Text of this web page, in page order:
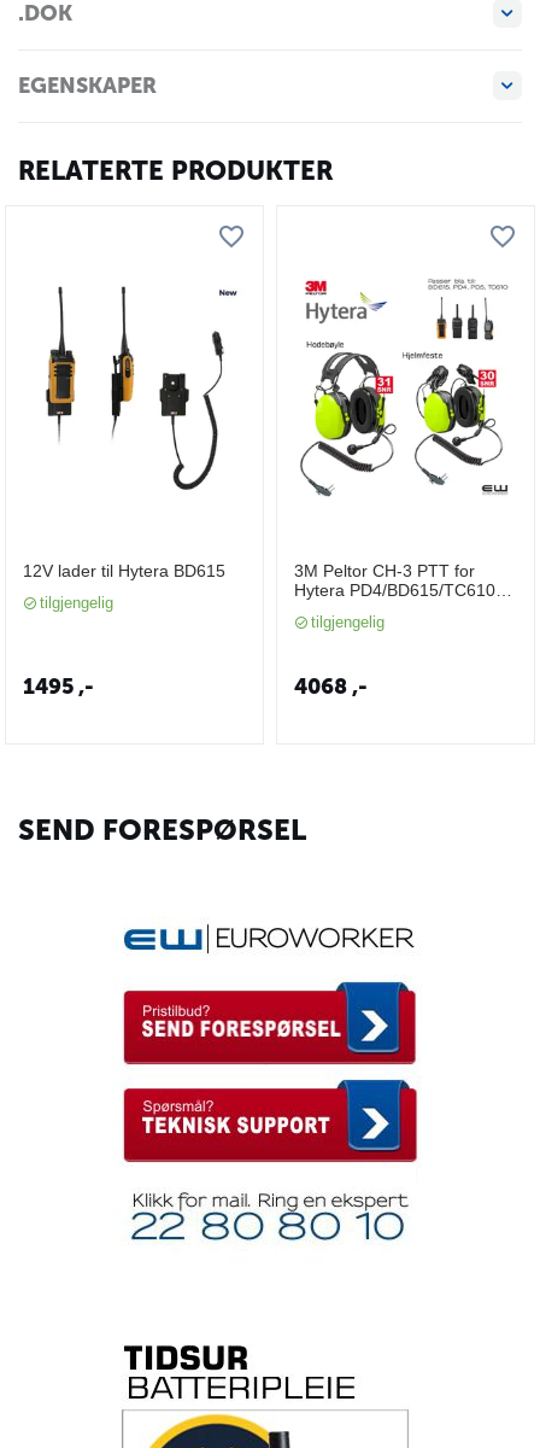
.DOK
EGENSKAPER
RELATERTE PRODUKTER
12V lader til Hytera BD615
tilgjengelig
1495,-
3M Peltor CH-3 PTT for
Hytera PD4/BD615/TC610
tilgjengelig
4068,-
SEND FORESPØRSEL